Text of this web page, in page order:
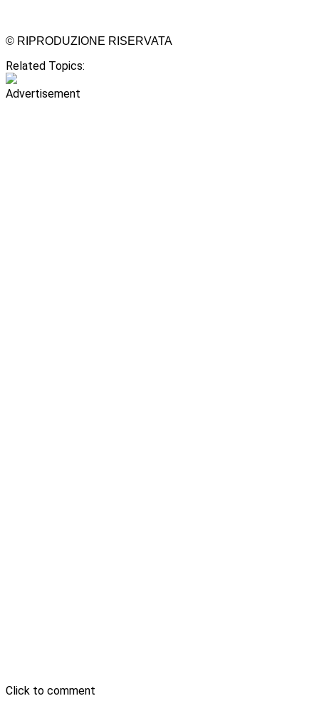
© RIPRODUZIONE RISERVATA
Related Topics:
Advertisement
Click to comment